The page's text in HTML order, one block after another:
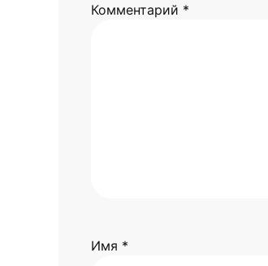
Комментарий *
Имя *